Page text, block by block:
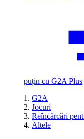
puțin cu G2A Plus
G2A
Jocuri
Reîncărcări
Altele